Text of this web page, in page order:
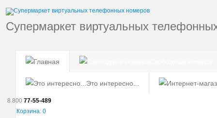
Супермаркет виртуальных
Это интересно...
8 80077-55-489
Корзина: 0